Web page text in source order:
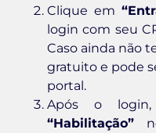
Clique em
login com seu
Caso ainda não
gratuito e pode
portal.
Após o
“Habilitação”